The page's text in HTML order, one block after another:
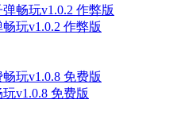
玩v1.0.2 作弊版
v1.0.8 免费版